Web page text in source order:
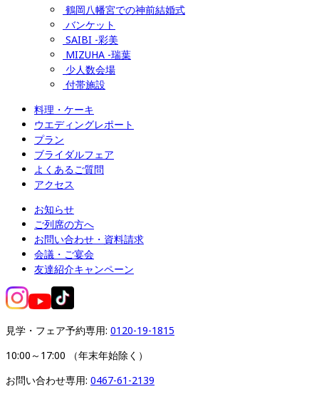
鶴岡八幡宮での神前結婚式
バンケット
SAIBI -彩美
MIZUHA -瑞葉
少人数会場
付帯施設
料理・ケーキ
ウエディングレポート
プラン
ブライダルフェア
よくあるご質問
アクセス
お知らせ
ご列席の方へ
お問い合わせ・資料請求
会議・ご宴会
友達紹介キャンペーン
見学・フェア予約専用: 0120-19-1815
10:00～17:00 （年末年始除く）
お問い合わせ専用: 0467-61-2139